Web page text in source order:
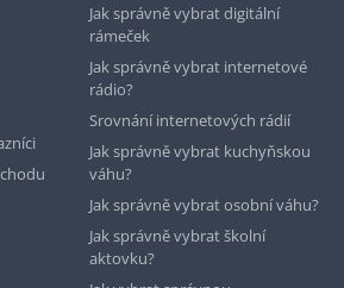
Jak správně vybrat digitální
rámeček
Jak správně vybrat internetové
rádio?
Srovnání internetových rádií
Jak správně vybrat kuchyňskou
váhu?
Jak správně vybrat osobní váhu?
Jak správně vybrat školní
aktovku?